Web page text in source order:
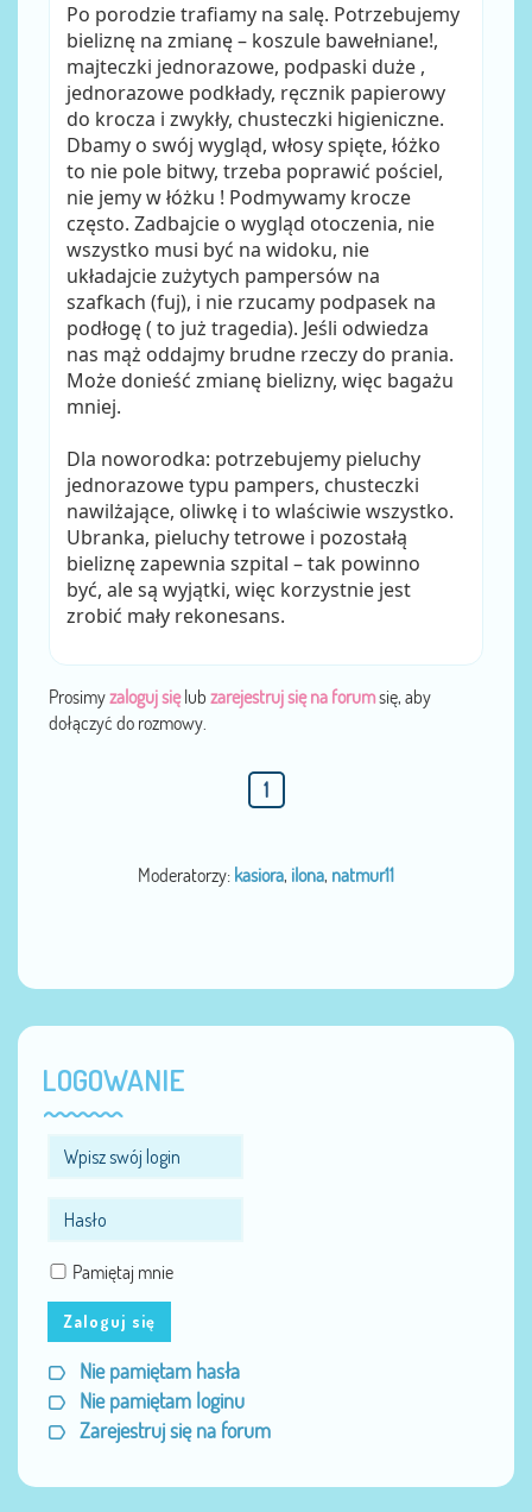
Po porodzie trafiamy na salę. Potrzebujemy
bieliznę na zmianę – koszule bawełniane!,
majteczki jednorazowe, podpaski duże ,
jednorazowe podkłady, ręcznik papierowy
do krocza i zwykły, chusteczki higieniczne.
Dbamy o swój wygląd, włosy spięte, łóżko
to nie pole bitwy, trzeba poprawić pościel,
nie jemy w łóżku ! Podmywamy krocze
często. Zadbajcie o wygląd otoczenia, nie
wszystko musi być na widoku, nie
układajcie zużytych pampersów na
szafkach (fuj), i nie rzucamy podpasek na
podłogę ( to już tragedia). Jeśli odwiedza
nas mąż oddajmy brudne rzeczy do prania.
Może donieść zmianę bielizny, więc bagażu
mniej.
Dla noworodka: potrzebujemy pieluchy
jednorazowe typu pampers, chusteczki
nawilżające, oliwkę i to wlaściwie wszystko.
Ubranka, pieluchy tetrowe i pozostałą
bieliznę zapewnia szpital – tak powinno
być, ale są wyjątki, więc korzystnie jest
zrobić mały rekonesans.
Prosimyzaloguj sięlub zarejestruj się na forumsię, aby
dołączyć do rozmowy.
1
Moderatorzy: kasiora, ilona, natmur11
LOGOWANIE
Pamiętaj mnie
Zaloguj się
Nie pamiętam hasła
Nie pamiętam loginu
Zarejestruj się na forum